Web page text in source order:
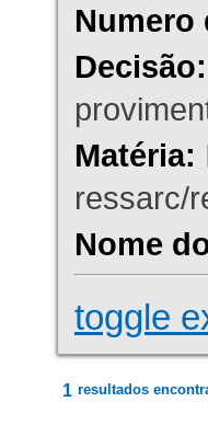
Numero
Decisão:
Matéria:
ressarc/
Nome
toggle
1 resultados